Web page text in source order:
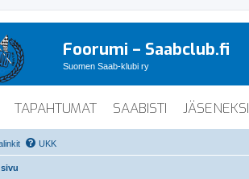
Foorumi – Saabclub.fi
Suomen Saab-klubi ry
TAPAHTUMAT SAABISTI JÄSENEKSI
UKK